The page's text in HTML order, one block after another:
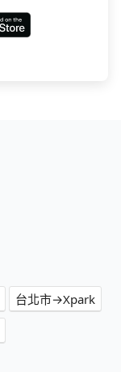
台北市→Xpark